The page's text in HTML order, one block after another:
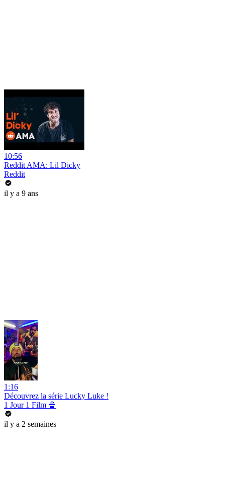
10:56
Reddit AMA: Lil Dicky
Reddit
il y a 9 ans
1:16
Découvrez la série Lucky Luke !
1 Jour 1 Film 🍿
il y a 2 semaines